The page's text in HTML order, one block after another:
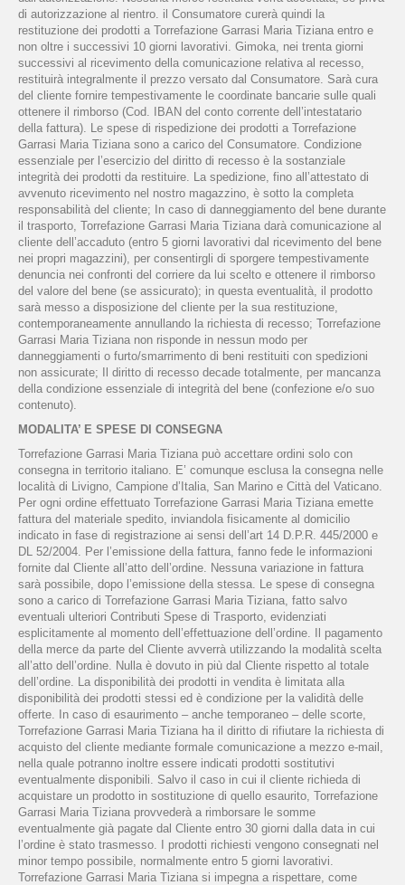
di autorizzazione al rientro. il Consumatore curerà quindi la
restituzione dei prodotti a Torrefazione Garrasi Maria Tiziana entro e
non oltre i successivi 10 giorni lavorativi. Gimoka, nei trenta giorni
successivi al ricevimento della comunicazione relativa al recesso,
restituirà integralmente il prezzo versato dal Consumatore. Sarà cura
del cliente fornire tempestivamente le coordinate bancarie sulle quali
ottenere il rimborso (Cod. IBAN del conto corrente dell’intestatario
della fattura). Le spese di rispedizione dei prodotti a Torrefazione
Garrasi Maria Tiziana sono a carico del Consumatore. Condizione
essenziale per l’esercizio del diritto di recesso è la sostanziale
integrità dei prodotti da restituire. La spedizione, fino all’attestato di
avvenuto ricevimento nel nostro magazzino, è sotto la completa
responsabilità del cliente; In caso di danneggiamento del bene durante
il trasporto, Torrefazione Garrasi Maria Tiziana darà comunicazione al
cliente dell’accaduto (entro 5 giorni lavorativi dal ricevimento del bene
nei propri magazzini), per consentirgli di sporgere tempestivamente
denuncia nei confronti del corriere da lui scelto e ottenere il rimborso
del valore del bene (se assicurato); in questa eventualità, il prodotto
sarà messo a disposizione del cliente per la sua restituzione,
contemporaneamente annullando la richiesta di recesso; Torrefazione
Garrasi Maria Tiziana non risponde in nessun modo per
danneggiamenti o furto/smarrimento di beni restituiti con spedizioni
non assicurate; Il diritto di recesso decade totalmente, per mancanza
della condizione essenziale di integrità del bene (confezione e/o suo
contenuto).
MODALITA’ E SPESE DI CONSEGNA
Torrefazione Garrasi Maria Tiziana può accettare ordini solo con
consegna in territorio italiano. E’ comunque esclusa la consegna nelle
località di Livigno, Campione d’Italia, San Marino e Città del Vaticano.
Per ogni ordine effettuato Torrefazione Garrasi Maria Tiziana emette
fattura del materiale spedito, inviandola fisicamente al domicilio
indicato in fase di registrazione ai sensi dell’art 14 D.P.R. 445/2000 e
DL 52/2004. Per l’emissione della fattura, fanno fede le informazioni
fornite dal Cliente all’atto dell’ordine. Nessuna variazione in fattura
sarà possibile, dopo l’emissione della stessa. Le spese di consegna
sono a carico di Torrefazione Garrasi Maria Tiziana, fatto salvo
eventuali ulteriori Contributi Spese di Trasporto, evidenziati
esplicitamente al momento dell’effettuazione dell’ordine. Il pagamento
della merce da parte del Cliente avverrà utilizzando la modalità scelta
all’atto dell’ordine. Nulla è dovuto in più dal Cliente rispetto al totale
dell’ordine. La disponibilità dei prodotti in vendita è limitata alla
disponibilità dei prodotti stessi ed è condizione per la validità delle
offerte. In caso di esaurimento – anche temporaneo – delle scorte,
Torrefazione Garrasi Maria Tiziana ha il diritto di rifiutare la richiesta di
acquisto del cliente mediante formale comunicazione a mezzo e-mail,
nella quale potranno inoltre essere indicati prodotti sostitutivi
eventualmente disponibili. Salvo il caso in cui il cliente richieda di
acquistare un prodotto in sostituzione di quello esaurito, Torrefazione
Garrasi Maria Tiziana provvederà a rimborsare le somme
eventualmente già pagate dal Cliente entro 30 giorni dalla data in cui
l’ordine è stato trasmesso. I prodotti richiesti vengono consegnati nel
minor tempo possibile, normalmente entro 5 giorni lavorativi.
Torrefazione Garrasi Maria Tiziana si impegna a rispettare, come